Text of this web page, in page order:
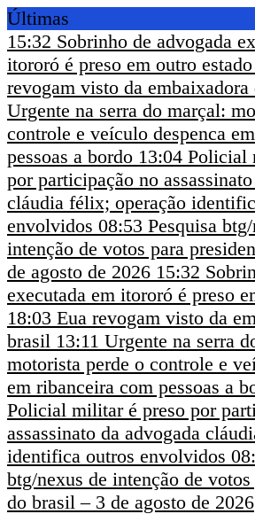
Últimas
15:32 Sobrinho de advogada
itororó é preso em outro estado
revogam visto da
Urgente na serra do marçal:
controle e veículo despenca
pessoas a bordo 13:04 Policial
por participação no
cláudia félix; operação
envolvidos 08:53 Pesquisa
intenção de votos para
de agosto de 2026 15:32
executada em itororó é preso
18:03 Eua revogam visto da
brasil 13:11 Urgente na serra
motorista perde o controle e
em ribanceira com pessoas a
Policial militar é preso por
assassinato da advogada
identifica outros envolvidos
btg/nexus de intenção de
do brasil – 3 de agosto de 2026